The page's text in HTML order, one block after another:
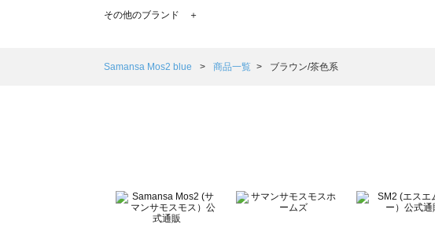
TSUHARU by Samansa Mos2（ツハルバイサマンサモスモス）の一覧
Samansa Mos2 Lagom（サマンサモスモス ラーゴム）の一覧
BETTY'S BLUE（べティーズブルー）の一覧
Wpc.（ワールドパーティー）の一覧
その他のブランド ＋
Samansa Mos2 blue 商品一覧 ブラウン/茶色系